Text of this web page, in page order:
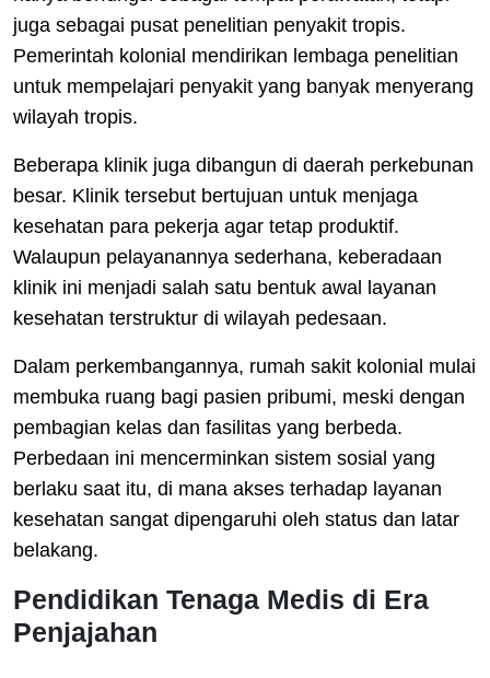
juga sebagai pusat penelitian penyakit tropis.
Pemerintah kolonial mendirikan lembaga penelitian
untuk mempelajari penyakit yang banyak menyerang
wilayah tropis.
Beberapa klinik juga dibangun di daerah perkebunan
besar. Klinik tersebut bertujuan untuk menjaga
kesehatan para pekerja agar tetap produktif.
Walaupun pelayanannya sederhana, keberadaan
klinik ini menjadi salah satu bentuk awal layanan
kesehatan terstruktur di wilayah pedesaan.
Dalam perkembangannya, rumah sakit kolonial mulai
membuka ruang bagi pasien pribumi, meski dengan
pembagian kelas dan fasilitas yang berbeda.
Perbedaan ini mencerminkan sistem sosial yang
berlaku saat itu, di mana akses terhadap layanan
kesehatan sangat dipengaruhi oleh status dan latar
belakang.
Pendidikan Tenaga Medis di Era
Penjajahan